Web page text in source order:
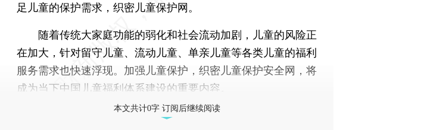
足儿童的保护需求，织密儿童保护网。
随着传统大家庭功能的弱化和社会流动加剧，儿童的风险正
在加大，针对留守儿童、流动儿童、单亲儿童等各类儿童的福利
服务需求也快速浮现。加强儿童保护，织密儿童保护安全网，将
成为当下中国儿童福利体系建设的重要内容。
本文共计0字 订阅后继续阅读